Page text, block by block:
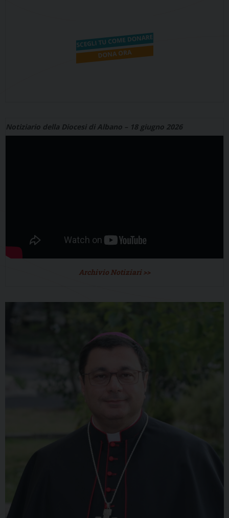
Notiziario della Diocesi di Albano – 18 giugno 2026
Archivio Notiziari >>